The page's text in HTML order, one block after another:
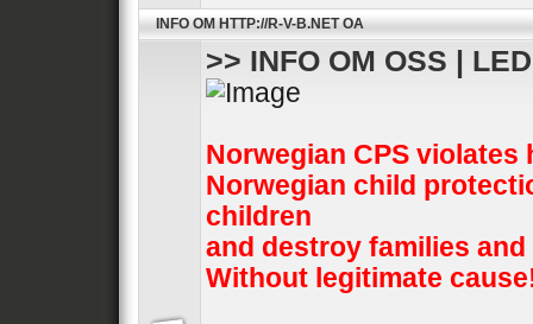
INFO OM HTTP://R-V-B.NET OA
>> INFO OM OSS |
Norwegian CPS violates
Norwegian child
children
and destroy families
Without legitimate